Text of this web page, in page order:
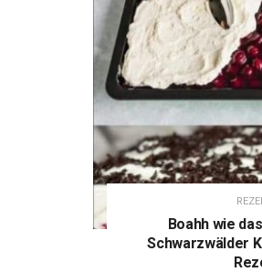
Boahh wie
Schwarzwälder